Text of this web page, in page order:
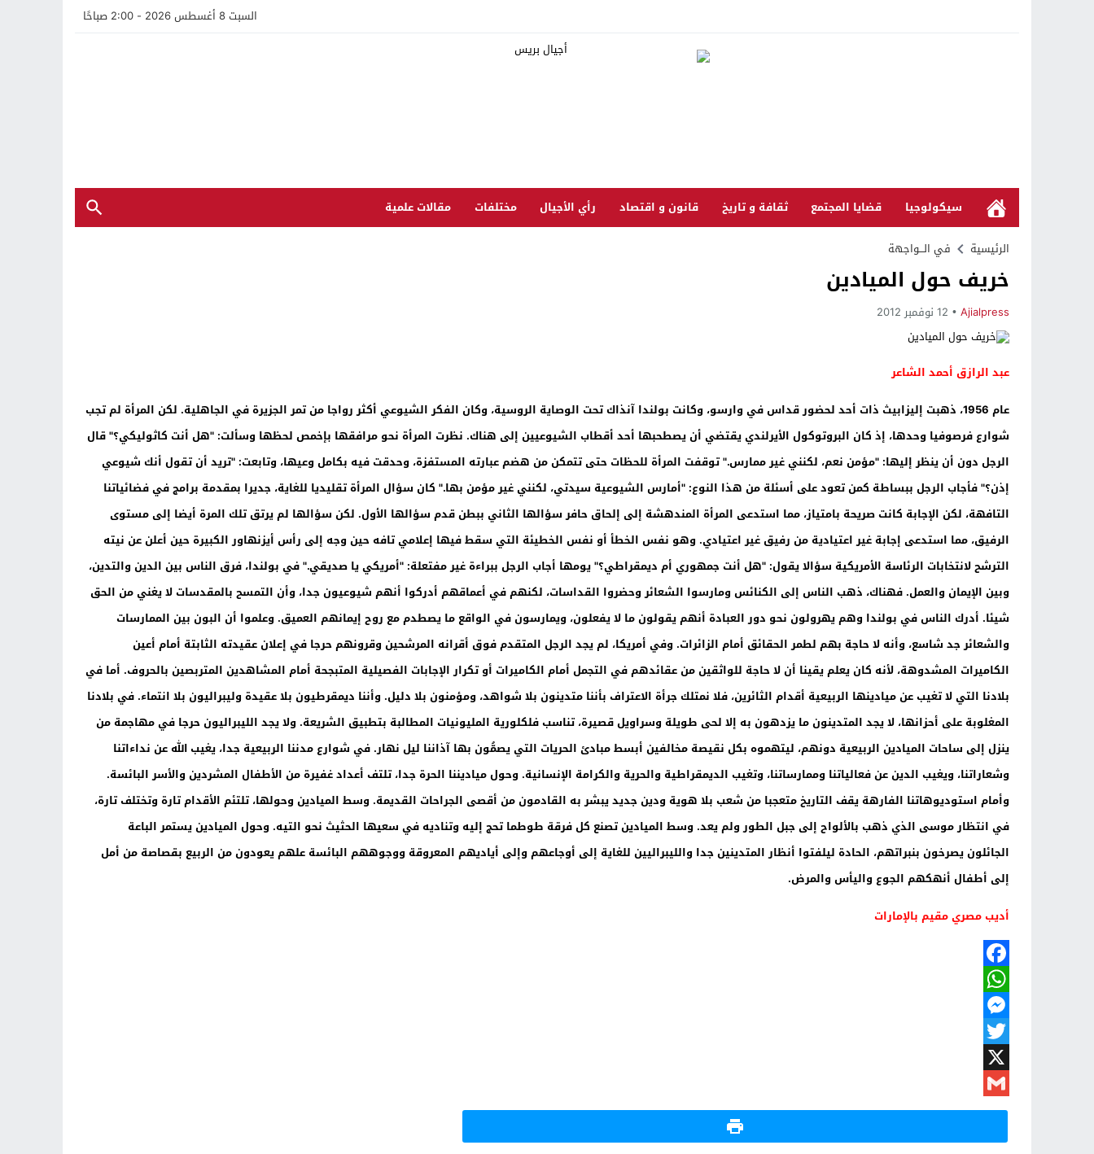
السبت 8 أغسطس 2026 - 2:00 صباحًا
سيكولوجيا قضايا المجتمع ثقافة و تاريخ قانون و اقتصاد رأي الأجيال مختلفات مقالات علمية
الرئيسية في الـــواجهة
خريف حول الميادين
Ajialpress 12 نوفمبر 2012
عبد الرازق أحمد الشاعر
عام 1956، ذهبت إليزابيث ذات أحد لحضور قداس في وارسو، وكانت بولندا آنذاك تحت الوصاية الروسية، وكان الفكر الشيوعي أكثر رواجا من تمر الجزيرة في الجاهلية. لكن المرأة لم تجب
شوارع فرصوفيا وحدها، إذ كان البروتوكول الأيرلندي يقتضي أن يصطحبها أحد أقطاب الشيوعيين إلى هناك. نظرت المرأة نحو مرافقها بإخمص لحظها وسألت: "هل أنت كاثوليكي؟" قال
الرجل دون أن ينظر إليها: "مؤمن نعم، لكنني غير ممارس." توقفت المرأة للحظات حتى تتمكن من هضم عبارته المستفزة، وحدقت فيه بكامل وعيها، وتابعت: "تريد أن تقول أنك شيوعي
إذن؟" فأجاب الرجل ببساطة كمن تعود على أسئلة من هذا النوع: "أمارس الشيوعية سيدتي، لكنني غير مؤمن بها." كان سؤال المرأة تقليديا للغاية، جديرا بمقدمة برامج في فضائياتنا
التافهة، لكن الإجابة كانت صريحة بامتياز، مما استدعى المرأة المندهشة إلى إلحاق حافر سؤالها الثاني ببطن قدم سؤالها الأول. لكن سؤالها لم يرتق تلك المرة أيضا إلى مستوى
الرفيق، مما استدعى إجابة غير اعتيادية من رفيق غير اعتيادي. وهو نفس الخطأ أو نفس الخطيئة التي سقط فيها إعلامي تافه حين وجه إلى رأس أيزنهاور الكبيرة حين أعلن عن نيته
الترشح لانتخابات الرئاسة الأمريكية سؤالا يقول: "هل أنت جمهوري أم ديمقراطي؟" يومها أجاب الرجل ببراءة غير مفتعلة: "أمريكي يا صديقي." في بولندا، فرق الناس بين الدين والتدين،
وبين الإيمان والعمل. فهناك، ذهب الناس إلى الكنائس ومارسوا الشعائر وحضروا القداسات، لكنهم في أعماقهم أدركوا أنهم شيوعيون جدا، وأن التمسح بالمقدسات لا يغني من الحق
شيئا. أدرك الناس في بولندا وهم يهرولون نحو دور العبادة أنهم يقولون ما لا يفعلون، ويمارسون في الواقع ما يصطدم مع روح إيمانهم العميق. وعلموا أن البون بين الممارسات
والشعائر جد شاسع، وأنه لا حاجة بهم لطمر الحقائق أمام الزائرات. وفي أمريكا، لم يجد الرجل المتقدم فوق أقرانه المرشحين وقرونهم حرجا في إعلان عقيدته الثابتة أمام أعين
الكاميرات المشدوهة، لأنه كان يعلم يقينا أن لا حاجة للواثقين من عقائدهم في التجمل أمام الكاميرات أو تكرار الإجابات الفصيلية المتبجحة أمام المشاهدين المتربصين بالحروف. أما في
بلادنا التي لا تغيب عن ميادينها الربيعية أقدام الثائرين، فلا نمتلك جرأة الاعتراف بأننا متدينون بلا شواهد، ومؤمنون بلا دليل. وأننا ديمقرطيون بلا عقيدة وليبراليون بلا انتماء. في بلادنا
المغلوبة على أحزانها، لا يجد المتدينون ما يزدهون به إلا لحى طويلة وسراويل قصيرة، تناسب فلكلورية المليونيات المطالبة بتطبيق الشريعة. ولا يجد الليبراليون حرجا في مهاجمة من
ينزل إلى ساحات الميادين الربيعية دونهم، ليتهموه بكل نقيصة مخالفين أبسط مبادئ الحريات التي يصمُّون بها آذاننا ليل نهار. في شوارع مدننا الربيعية جدا، يغيب الله عن نداءاتنا
وشعاراتنا، ويغيب الدين عن فعالياتنا وممارساتنا، وتغيب الديمقراطية والحرية والكرامة الإنسانية. وحول مياديننا الحرة جدا، تلتف أعداد غفيرة من الأطفال المشردين والأسر البائسة.
وأمام استوديوهاتنا الفارهة يقف التاريخ متعجبا من شعب بلا هوية ودين جديد يبشر به القادمون من أقصى الجراحات القديمة. وسط الميادين وحولها، تلتئم الأقدام تارة وتختلف تارة،
في انتظار موسى الذي ذهب بالألواح إلى جبل الطور ولم يعد. وسط الميادين تصنع كل فرقة طوطما تحج إليه وتناديه في سعيها الحثيث نحو التيه. وحول الميادين يستمر الباعة
الجائلون يصرخون بنبراتهم، الحادة ليلفتوا أنظار المتدينين جدا والليبراليين للغاية إلى أوجاعهم وإلى أياديهم المعروقة ووجوههم البائسة علهم يعودون من الربيع بقصاصة من أمل
إلى أطفال أنهكهم الجوع واليأس والمرض.
أديب مصري مقيم بالإمارات
Facebook
WhatsApp
Messenger
Twitter
X
Gmail